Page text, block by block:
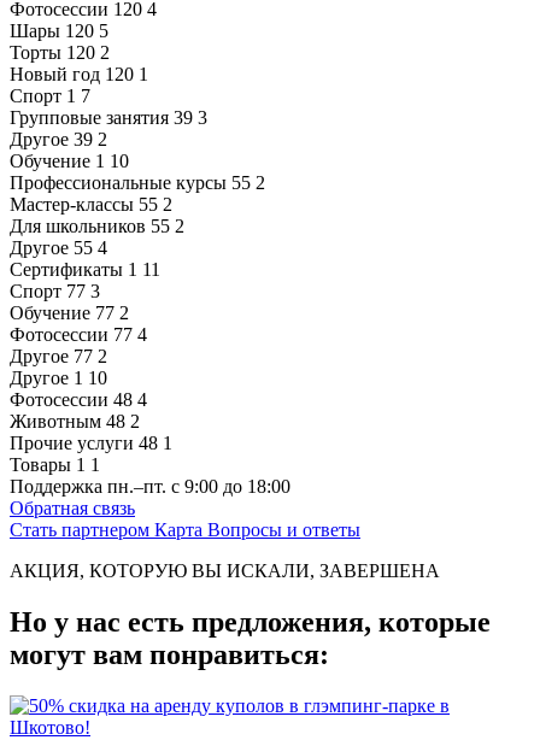
Фотосессии 120 4
Шары 120 5
Торты 120 2
Новый год 120 1
Спорт 1 7
Групповые занятия 39 3
Другое 39 2
Обучение 1 10
Профессиональные курсы 55 2
Мастер-классы 55 2
Для школьников 55 2
Другое 55 4
Сертификаты 1 11
Спорт 77 3
Обучение 77 2
Фотосессии 77 4
Другое 77 2
Другое 1 10
Фотосессии 48 4
Животным 48 2
Прочие услуги 48 1
Товары 1 1
Поддержка пн.–пт. с 9:00 до 18:00
Обратная связь
Стать партнером Карта Вопросы и ответы
АКЦИЯ, КОТОРУЮ ВЫ ИСКАЛИ, ЗАВЕРШЕНА
Но у нас есть предложения, которые
могут вам понравиться: